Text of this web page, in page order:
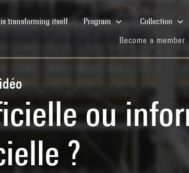
transforming itself(current)Program Collection
Become a member
ou
?